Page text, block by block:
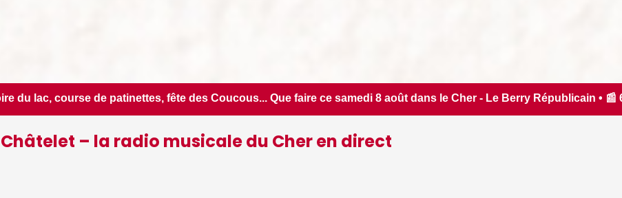
samedi 8 août dans le Cher - Le Berry Républicain • 📰 6 idées pour ne rien manquer à Bourges ce week-
Châtelet – la radio musicale du Cher en direct